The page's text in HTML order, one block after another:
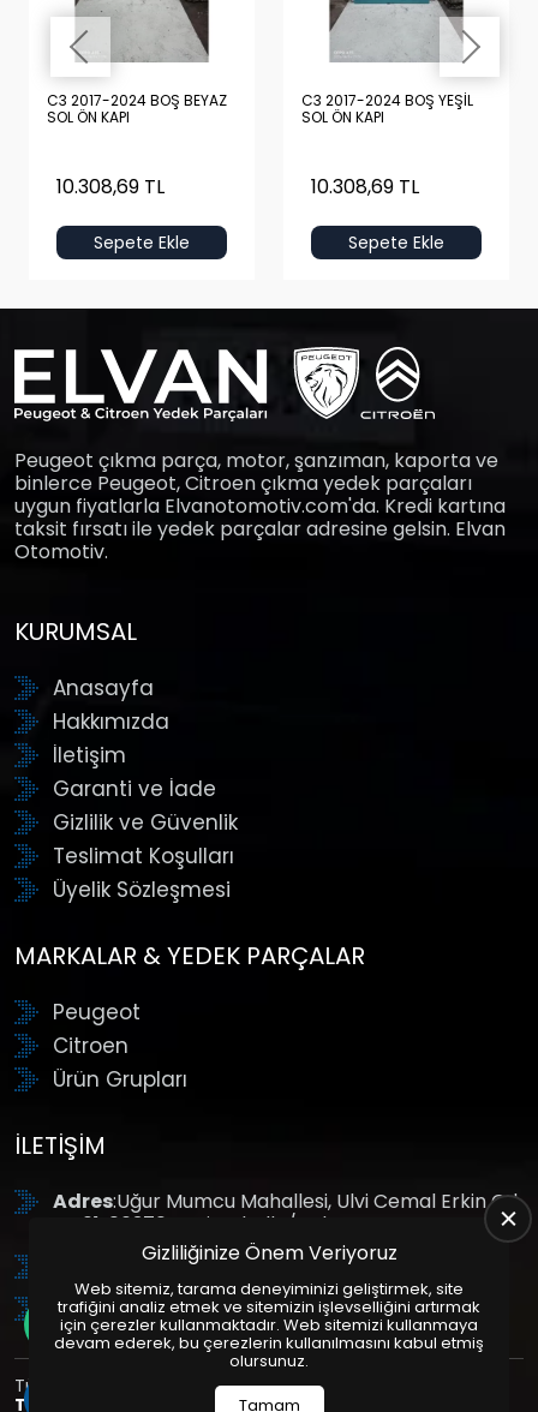
C3 2017-2024 BOŞ BEYAZ
SOL ÖN KAPI
10.308,69 TL
Sepete Ekle
C3 2017-2024 BOŞ YEŞİL
SOL ÖN KAPI
10.308,69 TL
Sepete Ekle
Peugeot çıkma parça, motor, şanzıman, kaporta ve
binlerce Peugeot, Citroen çıkma yedek parçaları
uygun fiyatlarla Elvanotomotiv.com'da. Kredi kartına
taksit fırsatı ile yedek parçalar adresine gelsin. Elvan
Otomotiv.
KURUMSAL
Anasayfa
Hakkımızda
İletişim
Garanti ve İade
Gizlilik ve Güvenlik
Teslimat Koşulları
Üyelik Sözleşmesi
MARKALAR & YEDEK PARÇALAR
Peugeot
Citroen
Ürün Grupları
İLETIŞIM
Adres:Uğur Mumcu Mahallesi, Ulvi Cemal Erkin Cd.
No:61, 06370 Yenimahalle/Ankara
: +90 (312) 354 8888
GSM: +90 (532) 343 4085
Tüm Hakları Saklıdır. | Bu site Us Yazılım
Tasarım
Paketleri ile Hazırlanmıştır. © 2025
Gizliliğinize Önem Veriyoruz
Web sitemiz, tarama deneyiminizi geliştirmek, site
trafiğini analiz etmek ve sitemizin işlevselliğini artırmak
için çerezler kullanmaktadır. Web sitemizi kullanmaya
devam ederek, bu çerezlerin kullanılmasını kabul etmiş
olursunuz.
Tamam